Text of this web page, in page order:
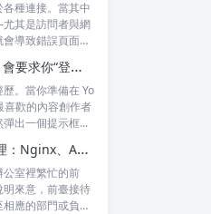
種連接。當其中
其是訪問者與網
導致錯誤頁面的
為什麼 YouTube 會要求你“登錄以確認你不是機器人”？
。當你準備在 Yo
喜歡的內容創作者
出一個提示框...
如何設置反向代理：Nginx、Apache 和 HAProxy 詳解
室裡繁忙的前
來意，前臺接待
應的部門或負責